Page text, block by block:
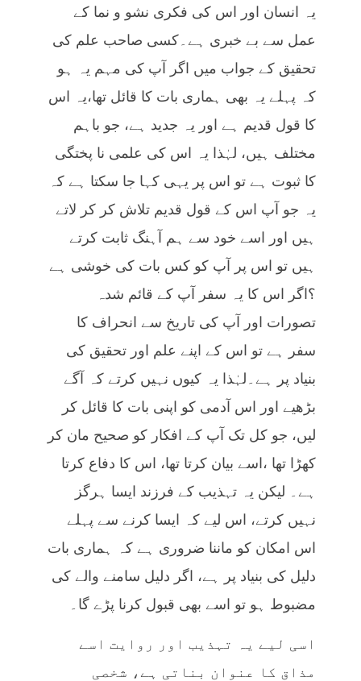
یہ انسان اور اس کی فکری نشو و نما کے
عمل سے بے خبری ہے۔کسی صاحب علم کی
تحقیق کے جواب میں اگر آپ کی مہم یہ ہو
کہ پہلے یہ بھی ہماری بات کا قائل تھا،یہ اس
کا قول قدیم ہے اور یہ جدید ہے، جو باہم
مختلف ہیں، لہٰذا یہ اس کی علمی نا پختگی
کا ثبوت ہے تو اس پر یہی کہا جا سکتا ہے کہ
یہ جو آپ اس کے قول قدیم تلاش کر کر لاتے
ہیں اور اسے خود سے ہم آہنگ ثابت کرتے
ہیں تو اس پر آپ کو کس بات کی خوشی ہے
؟اگر اس کا یہ سفر آپ کے قائم شدہ
تصورات اور آپ کی تاریخ سے انحراف کا
سفر ہے تو اس کے اپنے علم اور تحقیق کی
بنیاد پر ہے۔لہٰذا یہ کیوں نہیں کرتے کہ آگے
بڑھیے اور اس آدمی کو اپنی بات کا قائل کر
لیں، جو کل تک آپ کے افکار کو صحیح مان کر
کھڑا تھا ،اسے بیان کرتا تھا، اس کا دفاع کرتا
ہے۔ لیکن یہ تہذیب کے فرزند ایسا ہرگز
نہیں کرتے، اس لیے کہ ایسا کرنے سے پہلے
اس امکان کو ماننا ضروری ہے کہ ہماری بات
دلیل کی بنیاد پر ہے، اگر دلیل سامنے والے کی
مضبوط ہو تو اسے بھی قبول کرنا پڑے گا۔
اسی لیے یہ تہذیب اور روایت اسے
مذاق کا عنوان بناتی ہے، شخصی